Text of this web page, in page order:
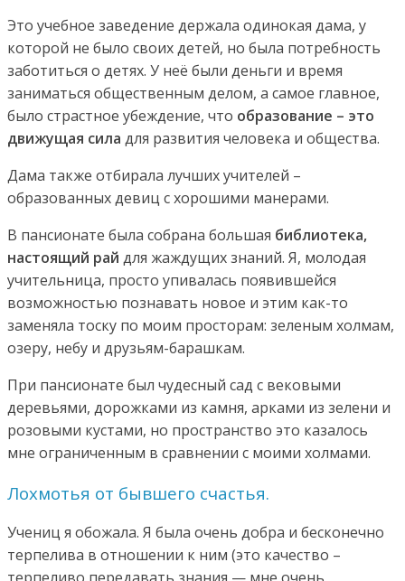
Это учебное заведение держала одинокая дама, у
которой не было своих детей, но была потребность
заботиться о детях. У неё были деньги и время
заниматься общественным делом, а самое главное,
было страстное убеждение, что образование – это
движущая сила для развития человека и общества.
Дама также отбирала лучших учителей –
образованных девиц с хорошими манерами.
В пансионате была собрана большая библиотека,
настоящий рай для жаждущих знаний. Я, молодая
учительница, просто упивалась появившейся
возможностью познавать новое и этим как-то
заменяла тоску по моим просторам: зеленым холмам,
озеру, небу и друзьям-барашкам.
При пансионате был чудесный сад с вековыми
деревьями, дорожками из камня, арками из зелени и
розовыми кустами, но пространство это казалось
мне ограниченным в сравнении с моими холмами.
Лохмотья от бывшего счастья.
Учениц я обожала. Я была очень добра и бесконечно
терпелива в отношении к ним (это качество –